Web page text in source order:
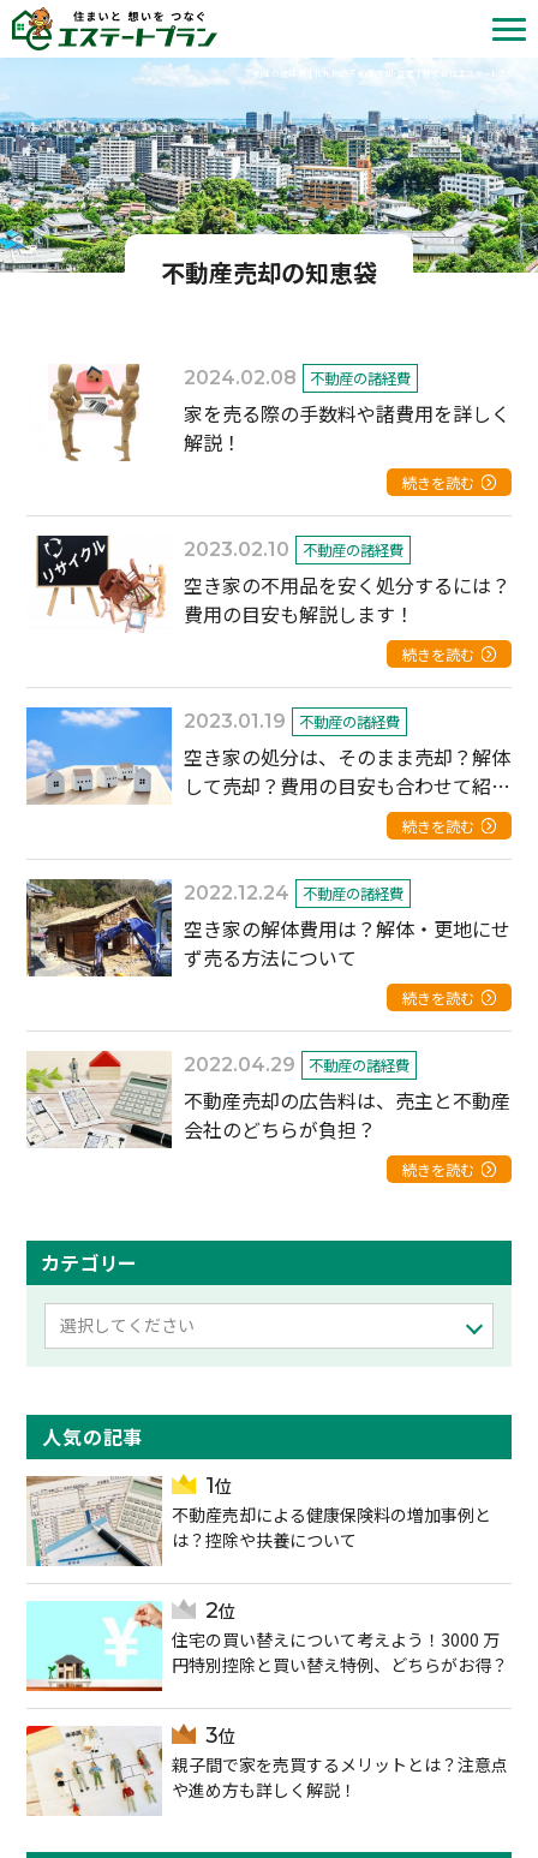
不動産の諸経費 | 北九州の不動産売却・査定 | 株式会社エステートプラン
不動産売却の知恵袋
2024.02.08 不動産の諸経費
家を売る際の手数料や諸費用を詳しく
解説！
続きを読む
2023.02.10 不動産の諸経費
空き家の不用品を安く処分するには？
費用の目安も解説します！
続きを読む
2023.01.19 不動産の諸経費
空き家の処分は、そのまま売却？解体
して売却？費用の目安も合わせて紹
続きを読む
2022.12.24 不動産の諸経費
空き家の解体費用は？解体・更地にせ
ず売る方法について
続きを読む
2022.04.29 不動産の諸経費
不動産売却の広告料は、売主と不動産
会社のどちらが負担？
続きを読む
カテゴリー
選択してください
人気の記事
不動産売却による健康保険料の増加事例と
は？控除や扶養について
住宅の買い替えについて考えよう！3000 万
円特別控除と買い替え特例、どちらがお得？
親子間で家を売買するメリットとは？注意点
や進め方も詳しく解説！